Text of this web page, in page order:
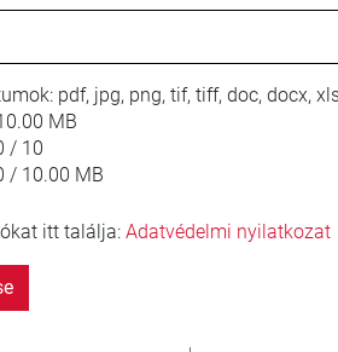
pdf, jpg, png, tif, tiff, doc, docx,
MB
/ 10
/ 10.00 MB
itt találja: Adatvédelmi nyilatkozat